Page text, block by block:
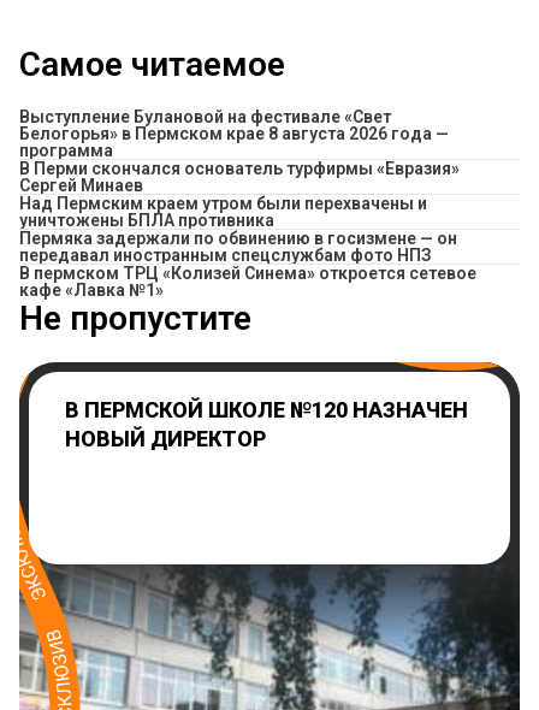
Самое читаемое
Выступление Булановой на фестивале «Свет
Белогорья» в Пермском крае 8 августа 2026 года —
программа
В Перми скончался основатель турфирмы «Евразия»
Сергей Минаев
Над Пермским краем утром были перехвачены и
уничтожены БПЛА противника
Пермяка задержали по обвинению в госизмене — он
передавал иностранным спецслужбам фото НПЗ
​В пермском ТРЦ «Колизей Синема» откроется сетевое
кафе «Лавка №1»
Не пропустите
В ПЕРМСКОЙ ШКОЛЕ №120 НАЗНАЧЕН
НОВЫЙ ДИРЕКТОР